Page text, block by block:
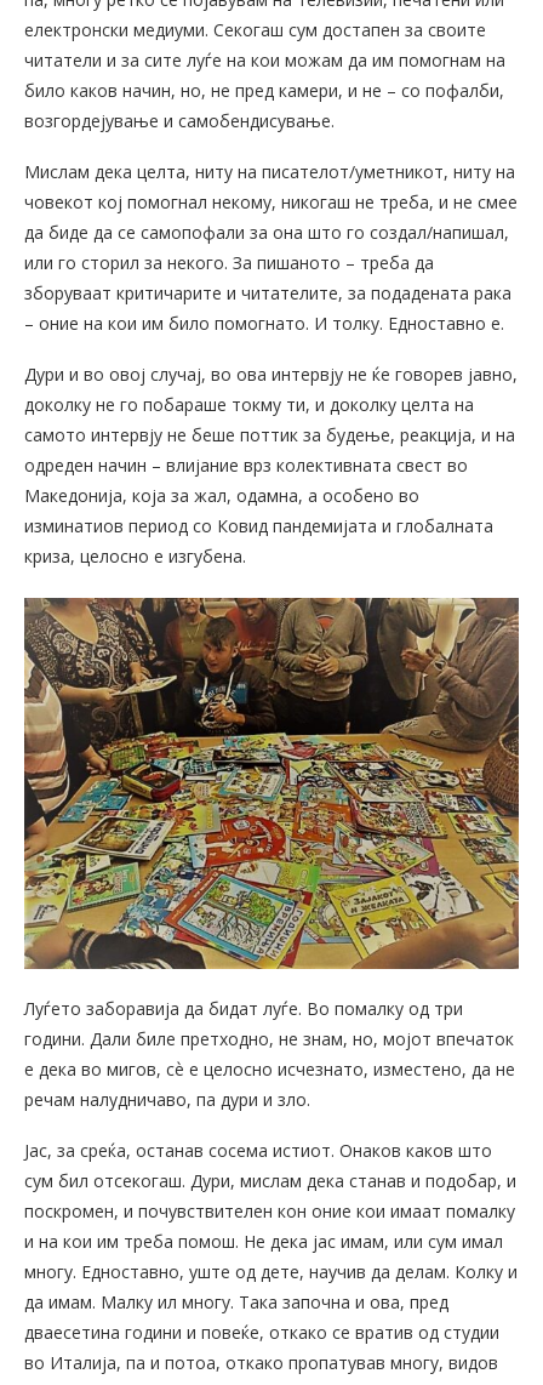
електронски медиуми. Секогаш сум достапен за своите
читатели и за сите луѓе на кои можам да им помогнам на
било каков начин, но, не пред камери, и не – со пофалби,
возгордејување и самобендисување.
Мислам дека целта, ниту на писателот/уметникот, ниту на
човекот кој помогнал некому, никогаш не треба, и не смее
да биде да се самопофали за она што го создал/напишал,
или го сторил за некого. За пишаното – треба да
зборуваат критичарите и читателите, за подадената рака
– оние на кои им било помогнато. И толку. Едноставно е.
Дури и во овој случај, во ова интервју не ќе говорев јавно,
доколку не го побараше токму ти, и доколку целта на
самото интервју не беше поттик за будење, реакција, и на
одреден начин – влијание врз колективната свест во
Македонија, која за жал, одамна, а особено во
изминатиов период со Ковид пандемијата и глобалната
криза, целосно е изгубена.
Луѓето заборавија да бидат луѓе. Во помалку од три
години. Дали биле претходно, не знам, но, мојот впечаток
е дека во мигов, сѐ е целосно исчезнато, изместено, да не
речам налудничаво, па дури и зло.
Јас, за среќа, останав сосема истиот. Онаков каков што
сум бил отсекогаш. Дури, мислам дека станав и подобар, и
поскромен, и почувствителен кон оние кои имаат помалку
и на кои им треба помош. Не дека јас имам, или сум имал
многу. Едноставно, уште од дете, научив да делам. Колку и
да имам. Малку ил многу. Така започна и ова, пред
дваесетина години и повеќе, откако се вратив од студии
во Италија, па и потоа, откако пропатував многу, видов